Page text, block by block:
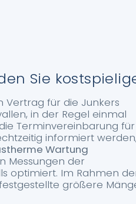
Sie
Vertrag für die Junkers
in der Regel einmal
Terminvereinbarung für
informiert
Wartung
Messungen der
optimiert. Im Rahmen
größere